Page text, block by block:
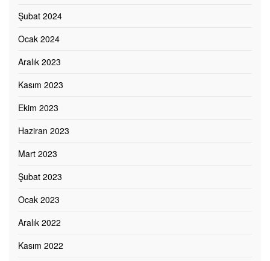
Şubat 2024
Ocak 2024
Aralık 2023
Kasım 2023
Ekim 2023
Haziran 2023
Mart 2023
Şubat 2023
Ocak 2023
Aralık 2022
Kasım 2022